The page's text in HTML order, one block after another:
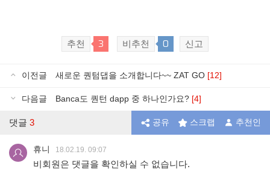
추천 3 비추천 0 신고
이전글 새로운 퀀텀댑을 소개합니다~~ ZAT GO [12]
다음글 Banca도 퀀턴 dapp 중 하나인가요? [4]
댓글 3 공유 스크랩 추천인
휴니 18.02.19. 09:07
비회원은 댓글을 확인하실 수 없습니다.